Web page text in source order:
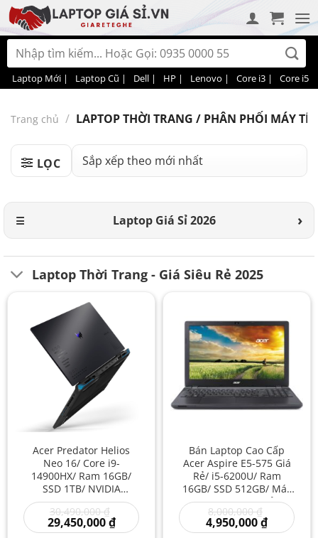
Bỏ
qua
nội
dung
Tìm
kiếm:
Laptop Mới | Laptop Cũ | Dell | HP | Lenovo | Core i3 | Core i5 |
Trang chủ / LAPTOP THỜI TRANG / PHÂN PHỐI MÁY
LỌC
Laptop Giá Sỉ 2026
Laptop Thời Trang - Giá Siêu Rẻ 2025
Acer Predator Helios
Neo 16/ Core i9-
14900HX/ Ram 16GB/
SSD 1TB/ NVIDIA
GeForce RTX 4060/
Laptop New Giá Rẻ/
Laptop Mới 100%
30,490,000₫
gốc
là:
29,450,000₫Giá
hiện
Bán Laptop Cao Cấp
Acer Aspire E5-575 Giá
Rẻ/ i5-6200U/ Ram
16GB/ SSD 512GB/ Máy
Tính Acer Giá Rẻ/
Laptop Acer Cũ
8,000,000₫
gốc
là:
4,950,000₫Giá
hiện